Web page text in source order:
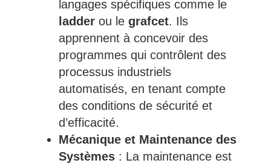
langages spécifiques comme le
ladderou le grafcet. Ils
apprennent à concevoir des
programmes qui contrôlent des
processus industriels
automatisés, en tenant compte
des conditions de sécurité et
d’efficacité.
Mécanique et Maintenance des
Systèmes: La maintenance est